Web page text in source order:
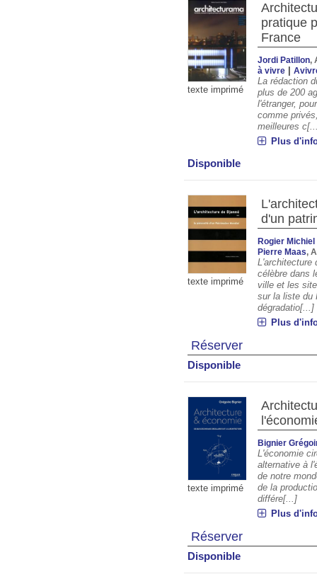
texte imprimé
pratique
France
Jordi Patillon,
à vivre |
La rédaction
plus de 200
l'étranger,
comme
meilleures
Plus
Disponible
texte imprimé
d'un
Rogier
Pierre Maas,
L'architecture
célèbre dans
ville et les
sur la liste du
dégradatio[...]
Plus
Réserver
Disponible
texte imprimé
Bignier
L'économie
alternative à
de notre
de la
différe[...]
Plus
Réserver
Disponible